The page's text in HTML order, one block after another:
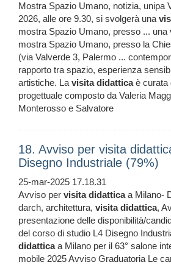
Mostra Spazio Umano, notizia, unipa
2026, alle ore 9.30, si svolgerà una
mostra Spazio Umano, presso ... una
mostra Spazio Umano, presso la
(via Valverde 3, Palermo ...
rapporto tra spazio, esperienza
artistiche. Lavisita didatticaè curata
progettuale composto da Valeria
Monterosso e Salvatore
18. Avviso per visita
Disegno Industriale (79%)
25-mar-2025 17.18.31
Avviso per visita didatticaa Milano-
darch, architettura, visita didattica,
presentazione delle disponibilità/
del corso di studio L4 Disegno
didatticaa Milano per il 63° salone
mobile 2025 Avviso Graduatoria Le